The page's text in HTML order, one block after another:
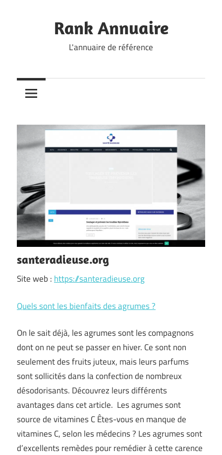
Rank Annuaire
L'annuaire de référence
santeradieuse.org
Site web : https://santeradieuse.org
Quels sont les bienfaits des agrumes ?
On le sait déjà, les agrumes sont les compagnons
dont on ne peut se passer en hiver. Ce sont non
seulement des fruits juteux, mais leurs parfums
sont sollicités dans la confection de nombreux
désodorisants. Découvrez leurs différents
avantages dans cet article. Les agrumes sont
source de vitamines C Êtes-vous en manque de
vitamines C, selon les médecins ? Les agrumes sont
d’excellents remèdes pour remédier à cette carence